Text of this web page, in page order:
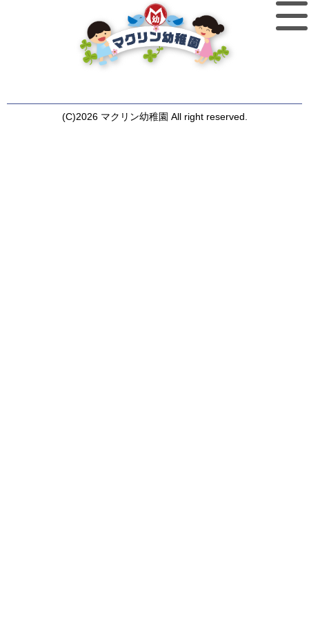
(C)2026 マクリン幼稚園 All right reserved.